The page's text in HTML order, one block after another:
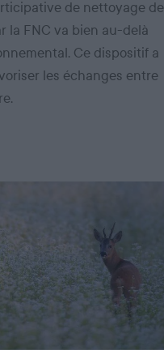
de nettoyage de
la FNC va bien au-delà
Ce dispositif a
les échanges entre